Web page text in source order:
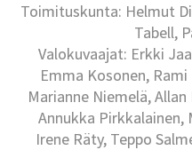
Toimituskunta: Helmut
Tabell,
Valokuvaajat: Erkki
Emma Kosonen,
Marianne Niemelä,
Annukka Pirkkalainen,
Irene Räty, Teppo